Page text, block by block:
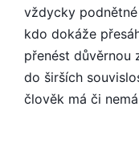
vždycky
kdo dokáže
přenést důvěrnou
do širších
člověk má či